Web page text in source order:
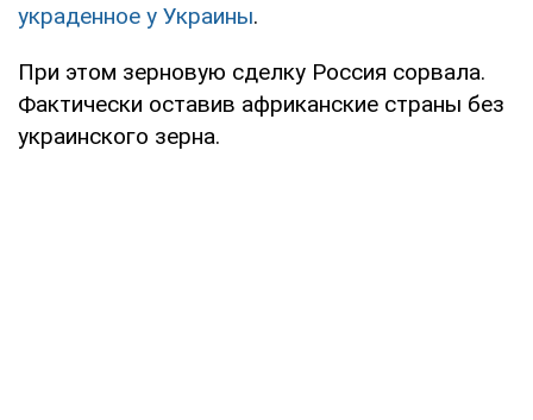
украденное у Украины.
При этом зерновую сделку Россия сорвала.
Фактически оставив африканские страны без
украинского зерна.